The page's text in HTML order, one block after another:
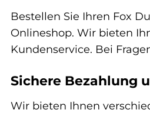
Bestellen Sie Ihren Fox
Onlineshop. Wir bieten
Kundenservice. Bei
Sichere Bezahlung
Wir bieten Ihnen